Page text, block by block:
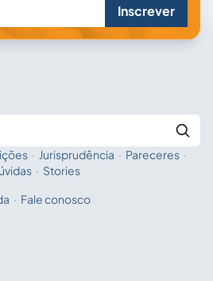
Inscrever
com a IA
· Jurisprudência · Pareceres ·
· Stories
· Fale conosco